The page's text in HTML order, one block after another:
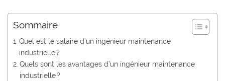
Sommaire
Quel est le salaire d’un ingénieur maintenance
industrielle ?
Quels sont les avantages d’un ingénieur maintenance
industrielle ?